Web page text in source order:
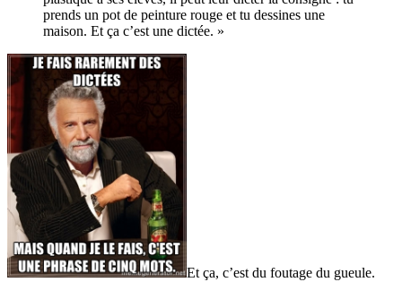
prends un pot de peinture rouge et tu dessines une
maison. Et ça c’est une dictée. »
Et ça, c’est du foutage du gueule.